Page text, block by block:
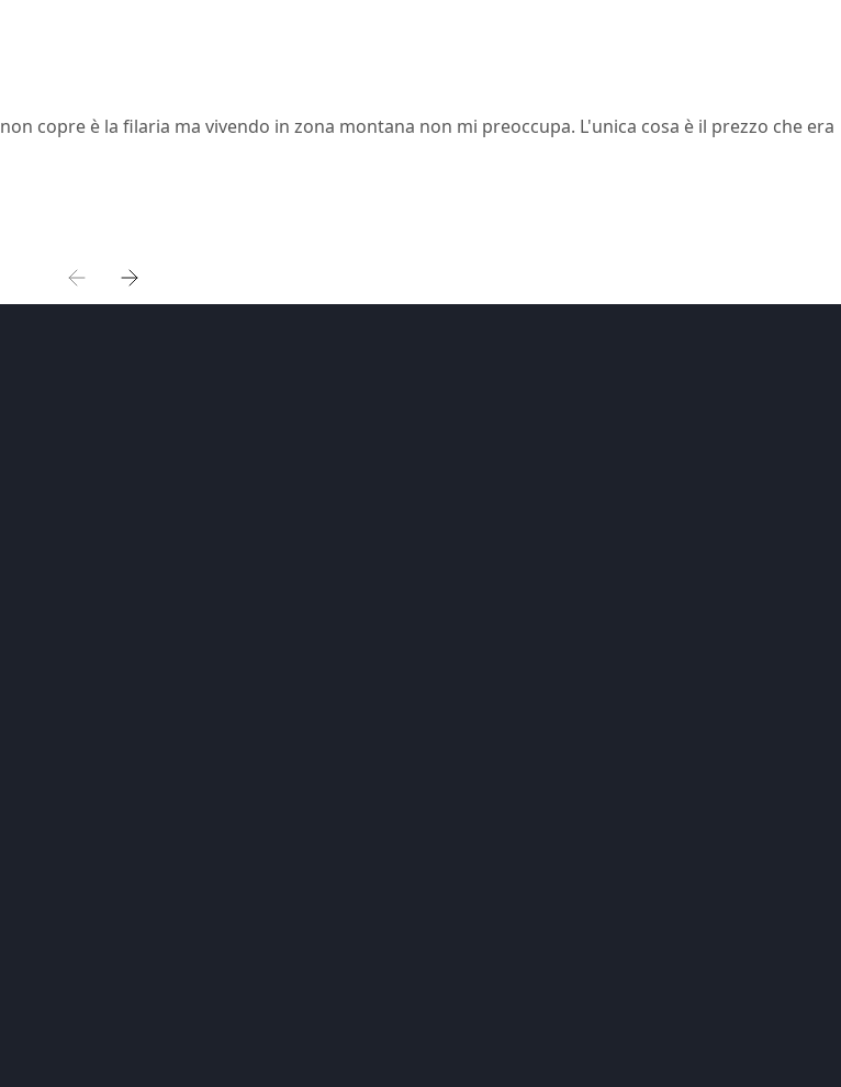
copre è la filaria ma vivendo in zona montana non mi preoccupa. L'unica cosa è il prezzo che era